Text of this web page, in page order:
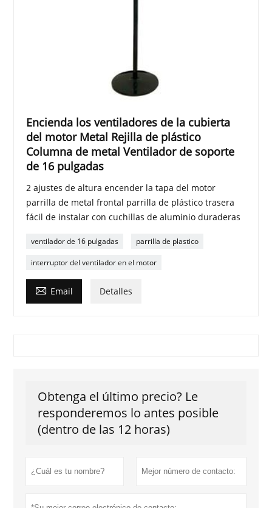
Encienda los ventiladores de la cubierta
del motor Metal Rejilla de plástico
Columna de metal Ventilador de soporte
de 16 pulgadas
2 ajustes de altura encender la tapa del motor
parrilla de metal frontal parrilla de plástico trasera
fácil de instalar con cuchillas de aluminio duraderas
ventilador de 16 pulgadas parrilla de plastico
interruptor del ventilador en el motor
 Email Detalles
Obtenga el último precio? Le
responderemos lo antes posible
(dentro de las 12 horas)